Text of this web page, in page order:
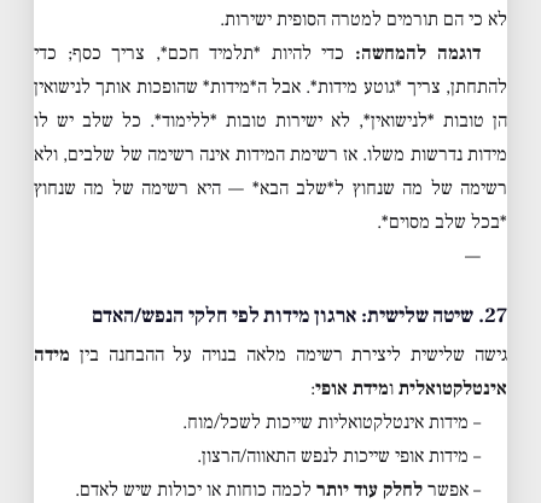
לא כי הם תורמים למטרה הסופית ישירות.
דוגמה להמחשה: כדי להיות *תלמיד חכם*, צריך כסף; כדי
להתחתן, צריך *גוטע מידות*. אבל ה*מידות* שהופכות אותך לנישואין
הן טובות *לנישואין*, לא ישירות טובות *ללימוד*. כל שלב יש לו
מידות נדרשות משלו. אז רשימת המידות אינה רשימה של שלבים, ולא
רשימה של מה שנחוץ ל*שלב הבא* — היא רשימה של מה שנחוץ
*בכל שלב מסוים*.
—
27. שיטה שלישית: ארגון מידות לפי חלקי הנפש/האדם
גישה שלישית ליצירת רשימה מלאה בנויה על ההבחנה בין מידה
אינטלקטואלית ומידת אופי:
– מידות אינטלקטואליות שייכות לשכל/מוח.
– מידות אופי שייכות לנפש התאווה/הרצון.
– אפשרלחלק עוד יותר לכמה כוחות או יכולות שיש לאדם.